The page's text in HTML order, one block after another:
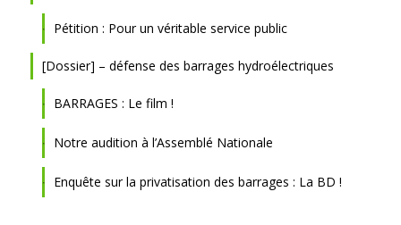
Pétition : Pour un véritable service public
[Dossier] – défense des barrages hydroélectriques
BARRAGES : Le film !
Notre audition à l’Assemblé Nationale
Enquête sur la privatisation des barrages : La BD !